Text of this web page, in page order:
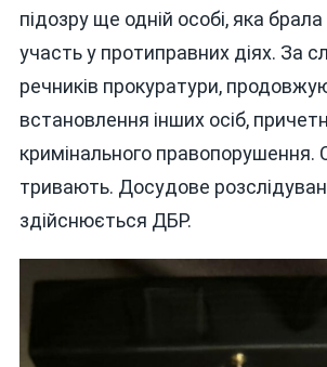
підозру ще одній особі, яка
участь у протиправних діях. За
речників прокуратури,
встановлення інших осіб,
кримінального правопорушення.
тривають. Досудове
здійснюється ДБР.